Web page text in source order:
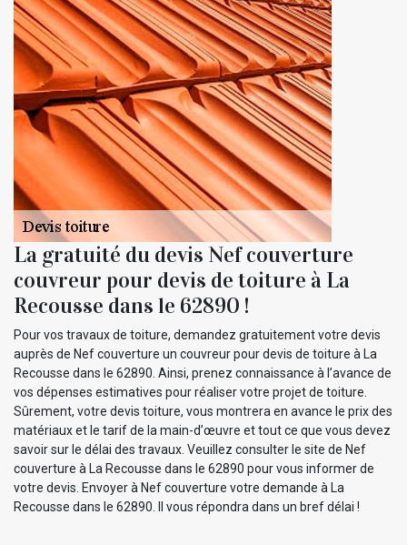
La gratuité du devis Nef couverture
couvreur pour devis de toiture à La
Recousse dans le 62890 !
Pour vos travaux de toiture, demandez gratuitement votre devis
auprès de Nef couverture un couvreur pour devis de toiture à La
Recousse dans le 62890. Ainsi, prenez connaissance à l’avance de
vos dépenses estimatives pour réaliser votre projet de toiture.
Sûrement, votre devis toiture, vous montrera en avance le prix des
matériaux et le tarif de la main-d’œuvre et tout ce que vous devez
savoir sur le délai des travaux. Veuillez consulter le site de Nef
couverture à La Recousse dans le 62890 pour vous informer de
votre devis. Envoyer à Nef couverture votre demande à La
Recousse dans le 62890. Il vous répondra dans un bref délai !